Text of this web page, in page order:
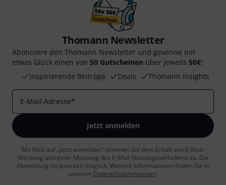
Thomann Newsletter
Abonniere den Thomann Newsletter und gewinne mit
etwas Glück einen von 50 Gutscheinen über jeweils 50€!
Inspirierende Beiträge
Deals Thomann Insights
E-Mail-Adresse*
Jetzt anmelden
Mit Klick auf „Jetzt anmelden“ stimmen Sie dem Erhalt von E-Mail-
Werbung und einer Messung des E-Mail-Nutzungsverhaltens zu. Die
Abmeldung ist jederzeit möglich. Weitere Informationen finden Sie in
unseren Datenschutzhinweisen.